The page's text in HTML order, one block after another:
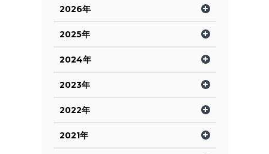
2026年
2025年
2024年
2023年
2022年
2021年